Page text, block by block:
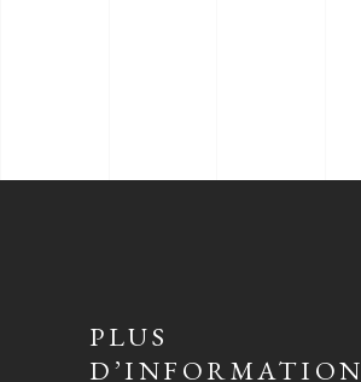
PLUS
D’INFORMATION